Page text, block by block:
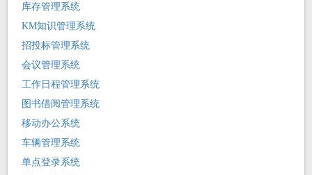
库存管理系统
KM知识管理系统
招投标管理系统
会议管理系统
工作日程管理系统
图书借阅管理系统
移动办公系统
车辆管理系统
单点登录系统